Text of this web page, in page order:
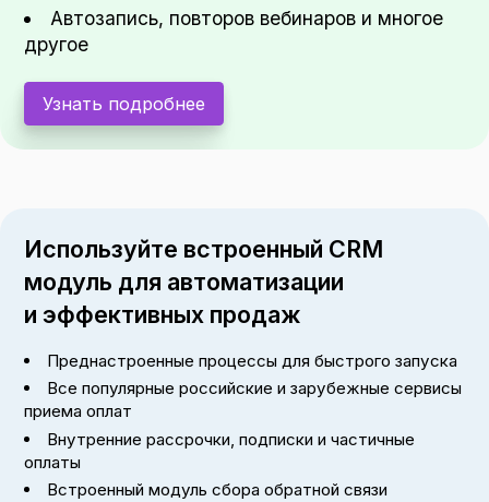
Автозапись, повторов вебинаров и многое
другое
Узнать подробнее
Используйте встроенный CRM
модуль для автоматизации
и эффективных продаж
Преднастроенные процессы для быстрого запуска
Все популярные российские и зарубежные сервисы
приема оплат
Внутренние рассрочки, подписки и частичные
оплаты
Встроенный модуль сбора обратной связи